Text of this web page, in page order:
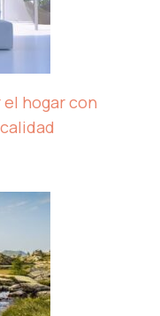
hogar con